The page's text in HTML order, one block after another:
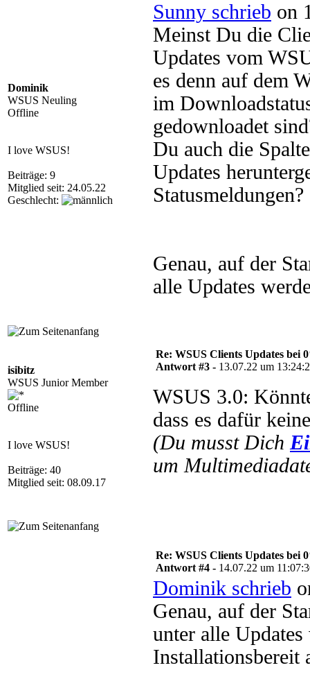
Dominik
WSUS Neuling
Offline
I love WSUS!
Beiträge: 9
Mitglied seit: 24.05.22
Geschlecht:
Sunny schrieb on
Meinst Du die
Updates vom
es denn auf dem
im
gedownloadet
Du auch die
Updates
Statusmeldungen?
Genau, auf der
alle Updates
isibitz
WSUS Junior Member
Offline
I love WSUS!
Beiträge: 40
Mitglied seit: 08.09.17
Re: WSUS Clients Updates bei
Antwort #3 - 13.07.22 um
WSUS 3.0:
dass es dafür
(Du musst Dich
um
Re: WSUS Clients Updates bei
Antwort #4 - 14.07.22 um
Dominik schrieb
Genau, auf der
unter alle Updates
Installationsbereit